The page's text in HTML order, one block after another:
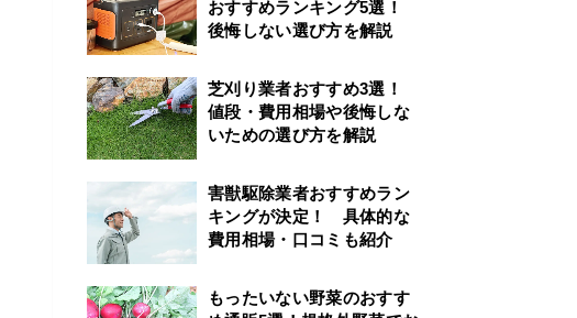
おすすめランキング5選！
後悔しない選び方を解説
芝刈り業者おすすめ3選！
値段・費用相場や後悔しな
いための選び方を解説
害獣駆除業者おすすめラン
キングが決定！ 具体的な
費用相場・口コミも紹介
もったいない野菜のおすす